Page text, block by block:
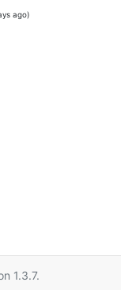
ago)
1.3.7.